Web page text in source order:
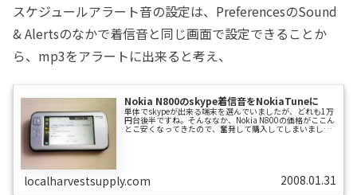
スケジュールアラート音の設定は、PreferencesのSound
& Alertsのなかで着信音と同じ画面で設定できることか
ら、mp3をアラートに出来ると考え、
Nokia N800のskype着信音をNokiaTuneに
単体でskypeが出来る端末を選んでいましたが、どれも1万
円台後半ですね。そんななか、Nokia N800の価格がここん
とこ安くなってきたので、奮発して購入してしまいまし
た。今後これで色々遊ぶ予定なので、ここでその都度紹介
N800をR&Dモード（←の説明は、詳しいと...
localharvestsupply.com 2008.01.31